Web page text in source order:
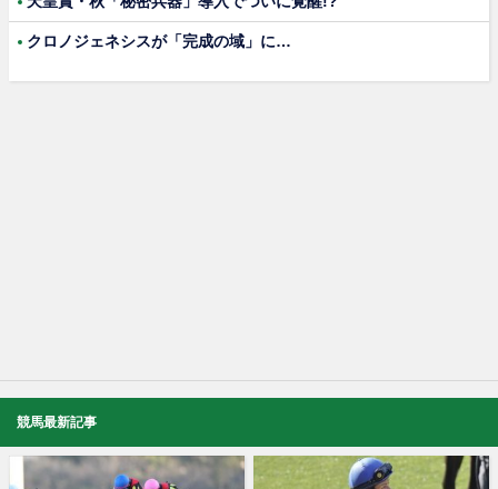
クロノジェネシスが「完成の域」に…
競馬最新記事